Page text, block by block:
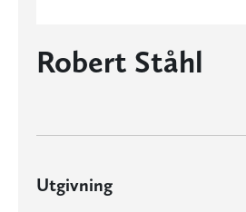
Robert Ståhl
Utgivning